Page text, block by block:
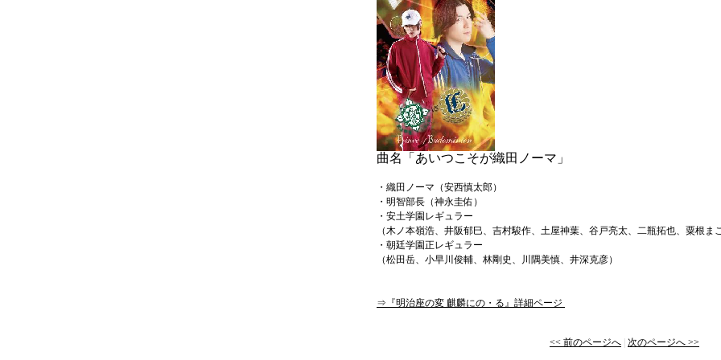
曲名「あいつこそが織田ノーマ」
・織田ノーマ（安西慎太郎）
・明智部長（神永圭佑）
・安土学園レギュラー
（木ノ本嶺浩、井阪郁巳、吉村駿作、土屋神葉、谷戸亮太、二瓶拓也、粟根ま
・朝廷学園正レギュラー
（松田岳、小早川俊輔、林剛史、川隅美慎、井深克彦）
⇒『明治座の変 麒麟にの・る』詳細ページ
<< 前のページへ 次のページへ >>